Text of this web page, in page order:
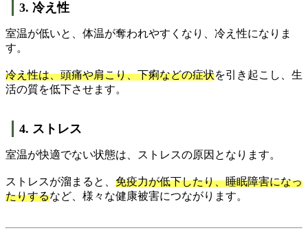
3. 冷え性
室温が低いと、体温が奪われやすくなり、冷え性になりま
す。
冷え性は、頭痛や肩こり、下痢などの症状を引き起こし、生
活の質を低下させます。
4. ストレス
室温が快適でない状態は、ストレスの原因となります。
ストレスが溜まると、 免疫力が低下したり、睡眠障害になっ
たりするなど、様々な健康被害につながります。